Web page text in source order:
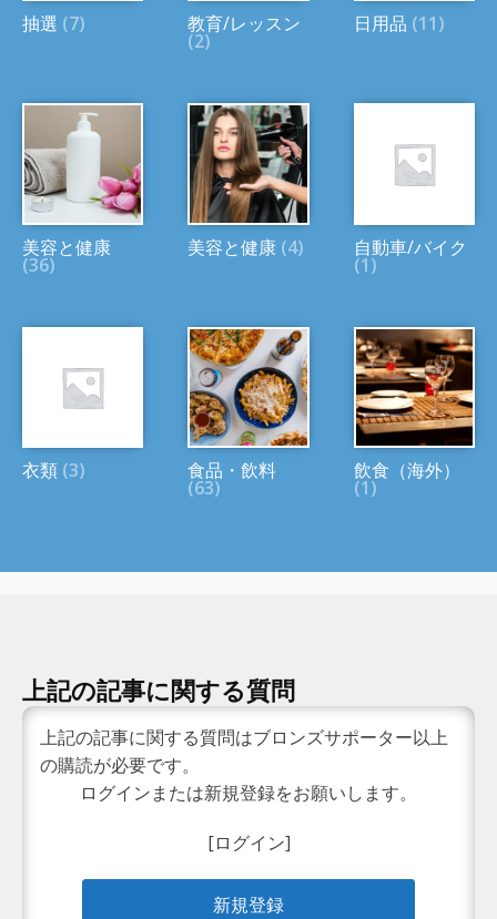
抽選 (7) 教育/レッスン
(2)
日用品 (11)
美容と健康
(36)
美容と健康 (4) 自動車/バイク
(1)
衣類 (3) 食品・飲料
(63)
飲食（海外）
(1)
上記の記事に関する質問
上記の記事に関する質問はブロンズサポーター以上
の購読が必要です。
ログインまたは新規登録をお願いします。
[ログイン]
新規登録